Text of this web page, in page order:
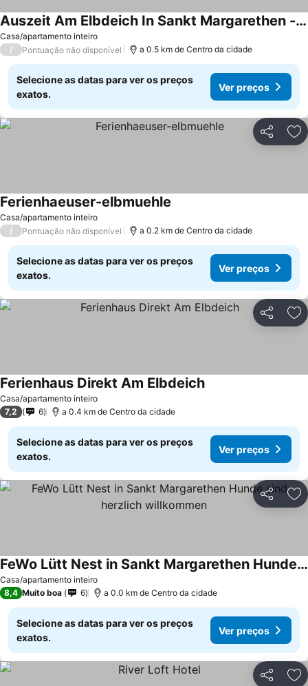
Casa/apartamento inteiro
Auszeit Am Elbdeich In Sankt Margarethen - [#110642]
/ Pontuação não disponível a 0.5 km de Centro da cidade
Selecione as datas para ver os preços
exatos.
Ver preços
Partilhar
Casa/apartamento inteiro
Ferienhaeuser-elbmuehle
/ Pontuação não disponível a 0.2 km de Centro da cidade
Selecione as datas para ver os preços
exatos.
Ver preços
Partilhar
Casa/apartamento inteiro
Ferienhaus Direkt Am Elbdeich
7,2 6 a 0.4 km de Centro da cidade
Selecione as datas para ver os preços
exatos.
Ver preços
Partilhar
Casa/apartamento inteiro
FeWo Lütt Nest in Sankt Margarethen Hunde sind herzlich willkommen
8,4 Muito boa 6 a 0.0 km de Centro da cidade
Selecione as datas para ver os preços
exatos.
Ver preços
Partilhar